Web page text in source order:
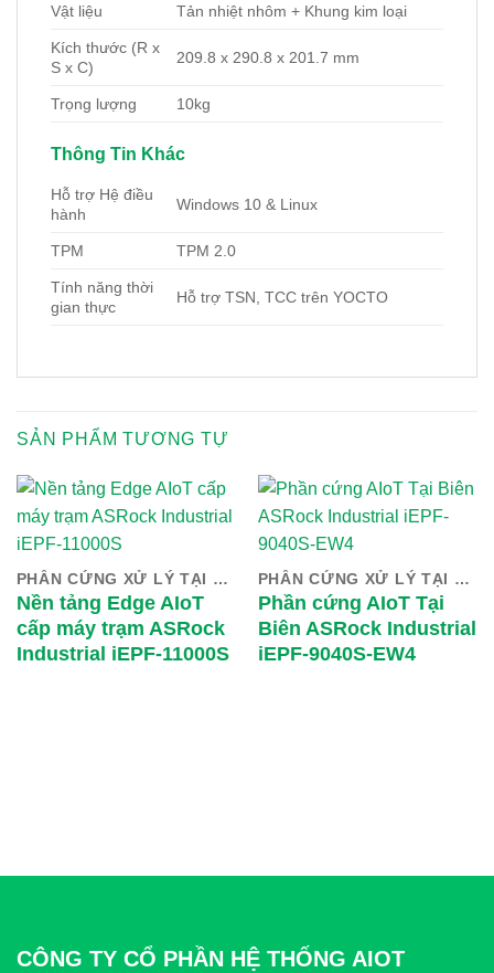
Vật liệu Tản nhiệt nhôm + Khung kim loại
Kích thước (R x
S x C)
209.8 x 290.8 x 201.7 mm
Trọng lượng 10kg
Thông Tin Khác
Hỗ trợ Hệ điều
hành
Windows 10 & Linux
TPM TPM 2.0
Tính năng thời
gian thực
Hỗ trợ TSN, TCC trên YOCTO
SẢN PHẨM TƯƠNG TỰ
PHẦN CỨNG XỬ LÝ TẠI BIÊN
Nền tảng Edge AIoT
cấp máy trạm ASRock
Industrial iEPF-11000S
PHẦN CỨNG XỬ LÝ TẠI BIÊN
Phần cứng AIoT Tại
Biên ASRock Industrial
iEPF-9040S-EW4
CÔNG TY CỔ PHẦN HỆ THỐNG AIOT